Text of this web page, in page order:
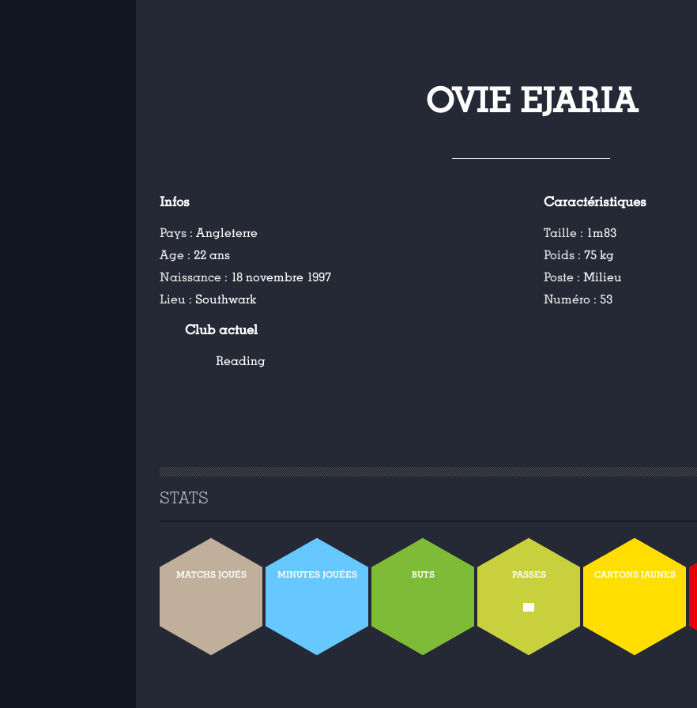
OVIE EJARIA
Infos
Pays : Angleterre
Age : 22 ans
Naissance : 18 novembre 1997
Lieu : Southwark
Caractéristiques
Taille : 1m83
Poids :75 kg
Poste :Milieu
Numéro :53
Club actuel
Reading
STATS
MATCHS JOUÉS MINUTES JOUÉES BUTS PASSES
-
CARTONS JAUNES